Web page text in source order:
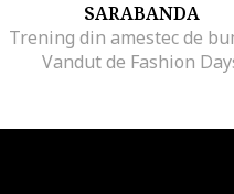
SARABANDA
Trening din amestec de
Vandut de Fashion